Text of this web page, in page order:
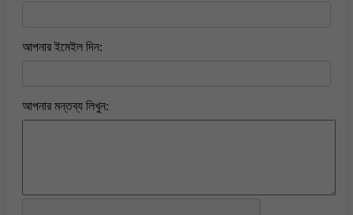
আপনার ইমেইল দিন:
আপনার মন্তব্য লিখুন: